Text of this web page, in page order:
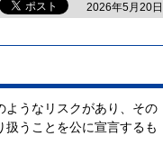
2026年5月20
ようなリスクがあり、その
うことを公に宣言するも